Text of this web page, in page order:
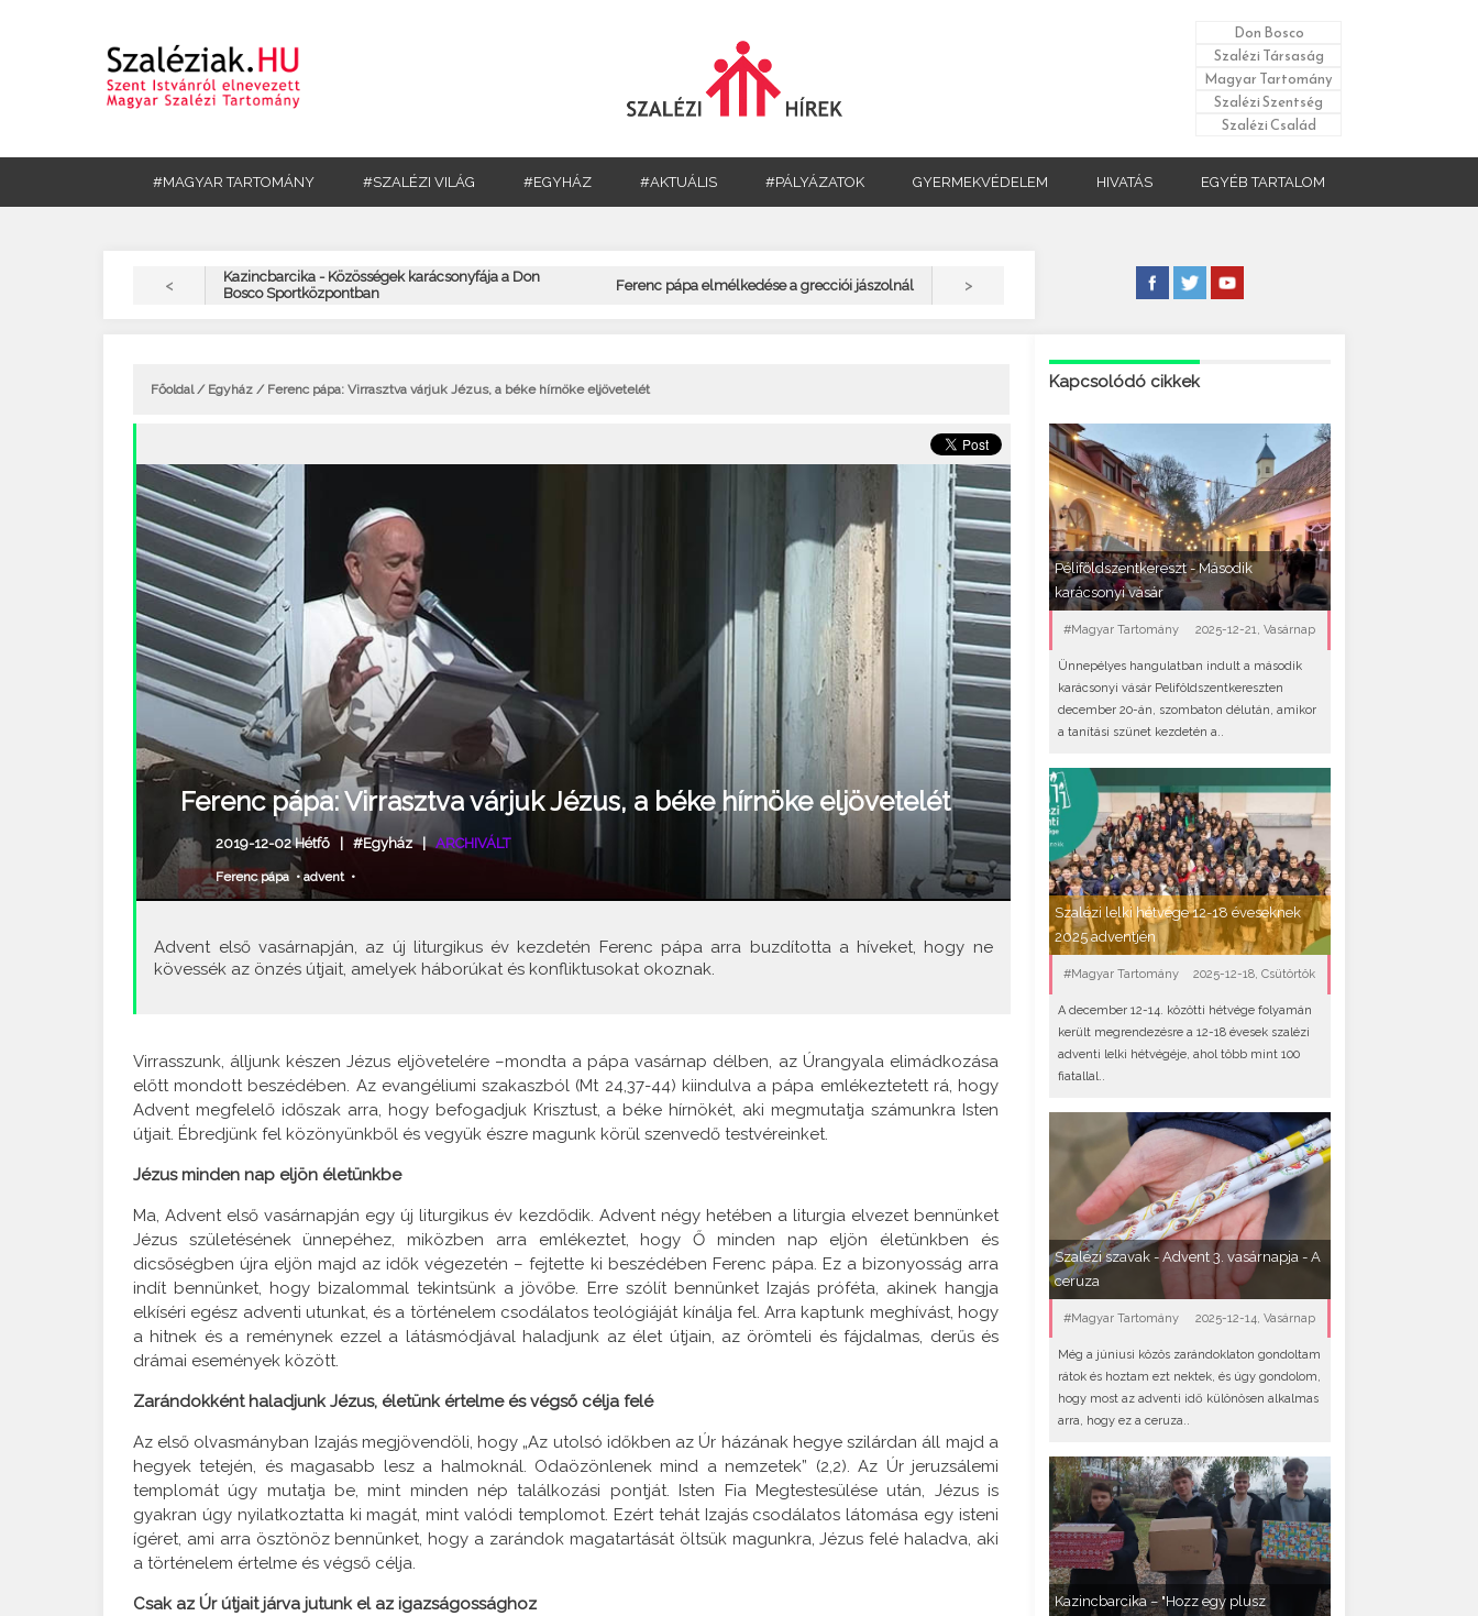
Don Bosco
Szalézi Társaság
Magyar Tartomány
Szalézi Szentség
Szalézi Család
#MAGYAR TARTOMÁNY #SZALÉZI VILÁG #EGYHÁZ #AKTUÁLIS #PÁLYÁZATOK GYERMEKVÉDELEM HIVATÁS EGYÉB TARTALOM
<
Kazincbarcika - Közösségek karácsonyfája a Don
Bosco Sportközpontban
Ferenc pápa elmélkedése a grecciói jászolnál >
Főoldal/ Egyház / Ferenc pápa: Virrasztva várjuk Jézus, a béke hírnöke eljövetelét
Ferenc pápa: Virrasztva várjuk Jézus, a béke hírnöke eljövetelét
2019-12-02 Hétfő | #Egyház| ARCHIVÁLT
Ferenc pápa•advent•
Advent első vasárnapján, az új liturgikus év kezdetén Ferenc pápa arra buzdította a híveket, hogy ne
kövessék az önzés útjait, amelyek háborúkat és konfliktusokat okoznak.
Virrasszunk, álljunk készen Jézus eljövetelére –mondta a pápa vasárnap délben, az Úrangyala elimádkozása
előtt mondott beszédében. Az evangéliumi szakaszból (Mt 24,37-44) kiindulva a pápa emlékeztetett rá, hogy
Advent megfelelő időszak arra, hogy befogadjuk Krisztust, a béke hírnökét, aki megmutatja számunkra Isten
útjait. Ébredjünk fel közönyünkből és vegyük észre magunk körül szenvedő testvéreinket.
Jézus minden nap eljön életünkbe
Ma, Advent első vasárnapján egy új liturgikus év kezdődik. Advent négy hetében a liturgia elvezet bennünket
Jézus születésének ünnepéhez, miközben arra emlékeztet, hogy Ő minden nap eljön életünkben és
dicsőségben újra eljön majd az idők végezetén – fejtette ki beszédében Ferenc pápa. Ez a bizonyosság arra
indít bennünket, hogy bizalommal tekintsünk a jövőbe. Erre szólít bennünket Izajás próféta, akinek hangja
elkíséri egész adventi utunkat, és a történelem csodálatos teológiáját kínálja fel. Arra kaptunk meghívást, hogy
a hitnek és a reménynek ezzel a látásmódjával haladjunk az élet útjain, az örömteli és fájdalmas, derűs és
drámai események között.
Zarándokként haladjunk Jézus, életünk értelme és végső célja felé
Az első olvasmányban Izajás megjövendöli, hogy „Az utolsó időkben az Úr házának hegye szilárdan áll majd a
hegyek tetején, és magasabb lesz a halmoknál. Odaözönlenek mind a nemzetek” (2,2). Az Úr jeruzsálemi
templomát úgy mutatja be, mint minden nép találkozási pontját. Isten Fia Megtestesülése után, Jézus is
gyakran úgy nyilatkoztatta ki magát, mint valódi templomot. Ezért tehát Izajás csodálatos látomása egy isteni
ígéret, ami arra ösztönöz bennünket, hogy a zarándok magatartását öltsük magunkra, Jézus felé haladva, aki
a történelem értelme és végső célja.
Csak az Úr útjait járva jutunk el az igazságossághoz
Kapcsolódó cikkek
Péliföldszentkereszt - Második
karácsonyi vásár
#Magyar Tartomány 2025-12-21, Vasárnap
Ünnepélyes hangulatban indult a második
karácsonyi vásár Peliföldszentkereszten
december 20-án, szombaton délután, amikor
a tanítási szünet kezdetén a..
Szalézi lelki hétvége 12-18 éveseknek
2025 adventjén
#Magyar Tartomány 2025-12-18, Csütörtök
A december 12-14. közötti hétvége folyamán
került megrendezésre a 12-18 évesek szalézi
adventi lelki hétvégéje, ahol több mint 100
fiatallal..
Szalézi szavak - Advent 3. vasárnapja - A
ceruza
#Magyar Tartomány 2025-12-14, Vasárnap
Még a júniusi közös zarándoklaton gondoltam
rátok és hoztam ezt nektek, és úgy gondolom,
hogy most az adventi idő különösen alkalmas
arra, hogy ez a ceruza..
Kazincbarcika – "Hozz egy plusz